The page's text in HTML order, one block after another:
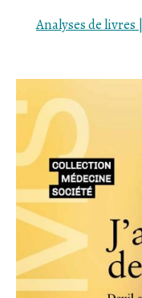
Analyses de livres |